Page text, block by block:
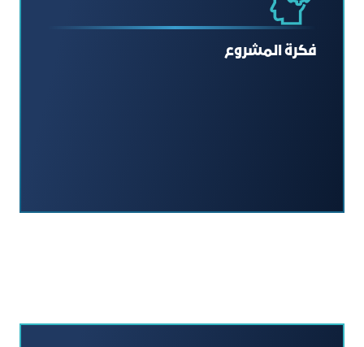
فكرة المشروع